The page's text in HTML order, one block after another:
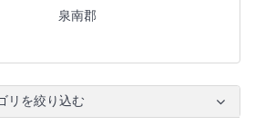
泉南郡
リを絞り込む